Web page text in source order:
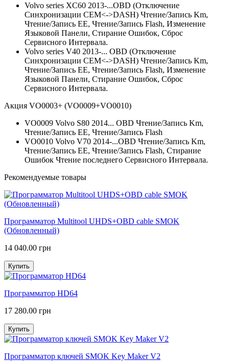
Volvo series XC60 2013-...OBD (Отключение
Синхронизации CEM<->DASH) Чтение/Запись Km,
Чтение/Запись EE, Чтение/Запись Flash, Изменение
Языковой Панели, Стирание Ошибок, Сброс
Сервисного Интервала.
Volvo series V40 2013-... OBD (Отключение
Синхронизации CEM<->DASH) Чтение/Запись Km,
Чтение/Запись EE, Чтение/Запись Flash, Изменение
Языковой Панели, Стирание Ошибок, Сброс
Сервисного Интервала.
Акция VO0003+ (VO0009+VO0010)
VO0009 Volvo S80 2014... OBD Чтение/Запись Km,
Чтение/Запись EE, Чтение/Запись Flash
VO0010 Volvo V70 2014-...OBD Чтение/Запись Km,
Чтение/Запись EE, Чтение/Запись Flash, Стирание
Ошибок Чтение последнего Сервисного Интервала.
Рекомендуемые товары
Программатор Multitool UHDS+OBD cable SMOK
(Обновленный)
14 040.00 грн
Купить
Программатор HD64
17 280.00 грн
Купить
Программатор ключей SMOK Key Maker V2